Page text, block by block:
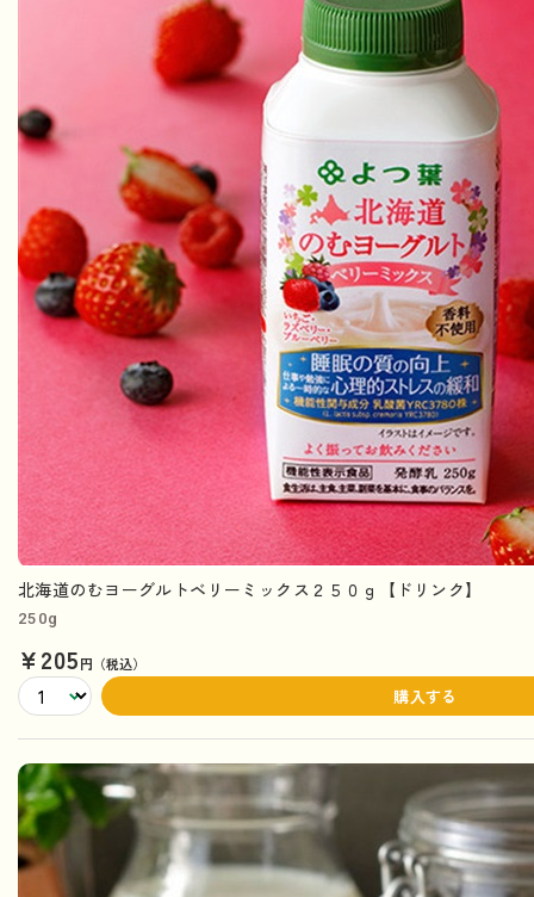
北海道のむヨーグルトベリーミックス２５０ｇ【ドリンク】
250g
¥205円（税込）
購入する